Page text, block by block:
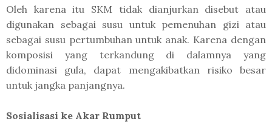
Oleh karena itu SKM tidak dianjurkan disebut atau
digunakan sebagai susu untuk pemenuhan gizi atau
sebagai susu pertumbuhan untuk anak. Karena dengan
komposisi yang terkandung di dalamnya yang
didominasi gula, dapat mengakibatkan risiko besar
untuk jangka panjangnya.
Sosialisasi ke Akar Rumput